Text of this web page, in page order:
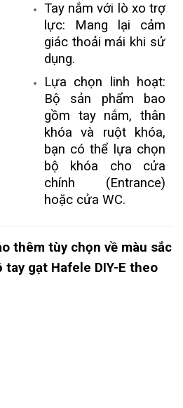
Tay nắm với lò xo trợ
lực: Mang lại cảm
giác thoải mái khi sử
dụng.
Lựa chọn linh hoạt:
Bộ sản phẩm bao
gồm tay nắm, thân
khóa và ruột khóa,
bạn có thể lựa chọn
bộ khóa cho cửa
chính (Entrance)
hoặc cửa WC.
thêm tùy chọn về màu sắc
tay gạt Hafele DIY-E theo